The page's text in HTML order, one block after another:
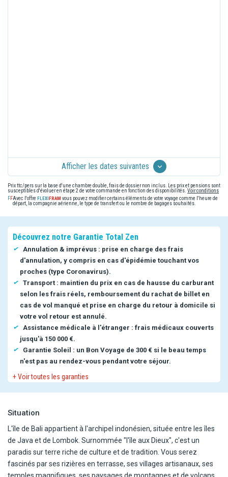
Afficher les dates suivantes
Prix ttc/pers sur la base d'une chambre double, frais de dossier non inclus. Les prix et pensions sont
susceptibles d'évoluer en étape 2 de votre commande en fonction des disponibilités. Voir conditions
Avec l'offre
vous pouvez modifier certains éléments de votre voyage comme l'heure de
départ, la compagnie aérienne, le type de transfert ou le nombre de bagages souhaités.
Découvrez notre Garantie Total Zen
Annulation & imprévus : prise en charge des frais
d'annulation, y compris en cas d'épidémie touchant vos
proches (type Coronavirus).
Transport : maintien du prix en cas de hausse du carburant
selon les frais réels, remboursement du rachat de billet en
cas de vol manqué et prise en charge du retour à domicile si
votre vol retour est annulé.
Assistance médicale à l'étranger : frais médicaux couverts
jusqu'à 150 000 €.
Garantie Soleil : un Bon Voyage de 300 € si le beau temps
n'est pas au rendez-vous pendant votre séjour.
+ Voir toutes les garanties
Situation
L'île de Bali appartient à l'archipel indonésien, située entre les îles
de Java et de Lombok. Surnommée "l'île aux Dieux", c'est un
paradis sur terre riche de culture et de tradition. Vous serez
fascinés par ses rizières en terrasse, ses villages artisanaux, ses
temples magnifiques, ses paysages de montagnes et de volcans,